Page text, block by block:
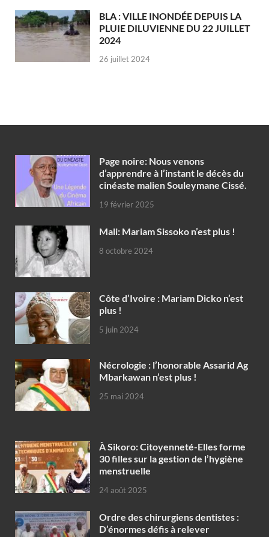
BLA : VILLE INONDÉE DEPUIS LA
PLUIE DILUVIENNE DU 22 JUILLET
2024
26 juillet 2024
Page noire: Nous venons
d’apprendre à l’instant le décès du
cinéaste malien Souleymane Cissé.
19 février 2025
Mali: Mariam Sissoko n’est plus !
8 octobre 2024
Côte d’Ivoire : Mariam Dicko n’est
plus !
5 juin 2024
Nécrologie : l’honorable Assarid Ag
Mbarkawan n’est plus !
25 mai 2024
À Sikoro: Citoyenneté-Elles forme
30 filles sur la gestion de l’hygiène
menstruelle
24 août 2025
Ordre des chirurgiens dentistes :
D’énormes défis à relever